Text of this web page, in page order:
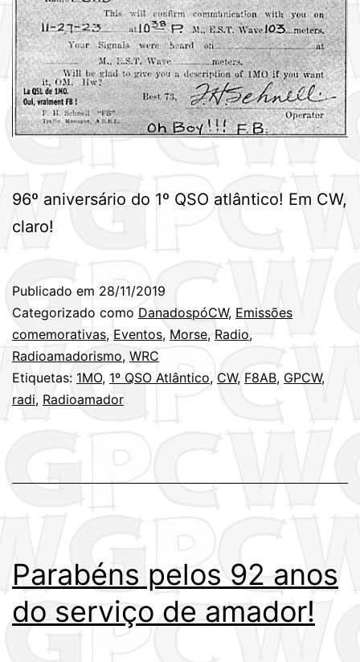
96º aniversário do 1º QSO atlântico! Em CW,
claro!
Publicado em 28/11/2019
Categorizado como DanadospóCW, Emissões
comemorativas, Eventos, Morse, Radio,
Radioamadorismo, WRC
Etiquetas: 1MO, 1º QSO Atlântico, CW, F8AB, GPCW,
radi, Radioamador
Parabéns pelos 92 anos
do serviço de amador!